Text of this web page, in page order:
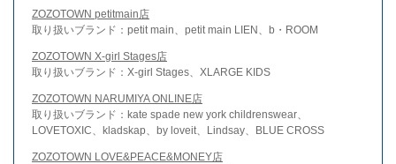
ZOZOTOWN petitmain店
取り扱いブランド：petit main、petit main LIEN、b・ROOM
ZOZOTOWN X-girl Stages店
取り扱いブランド：X-girl Stages、XLARGE KIDS
ZOZOTOWN NARUMIYA ONLINE店
取り扱いブランド：kate spade new york childrenswear、
LOVETOXIC、kladskap、by loveit、Lindsay、BLUE CROSS
ZOZOTOWN LOVE&PEACE&MONEY店